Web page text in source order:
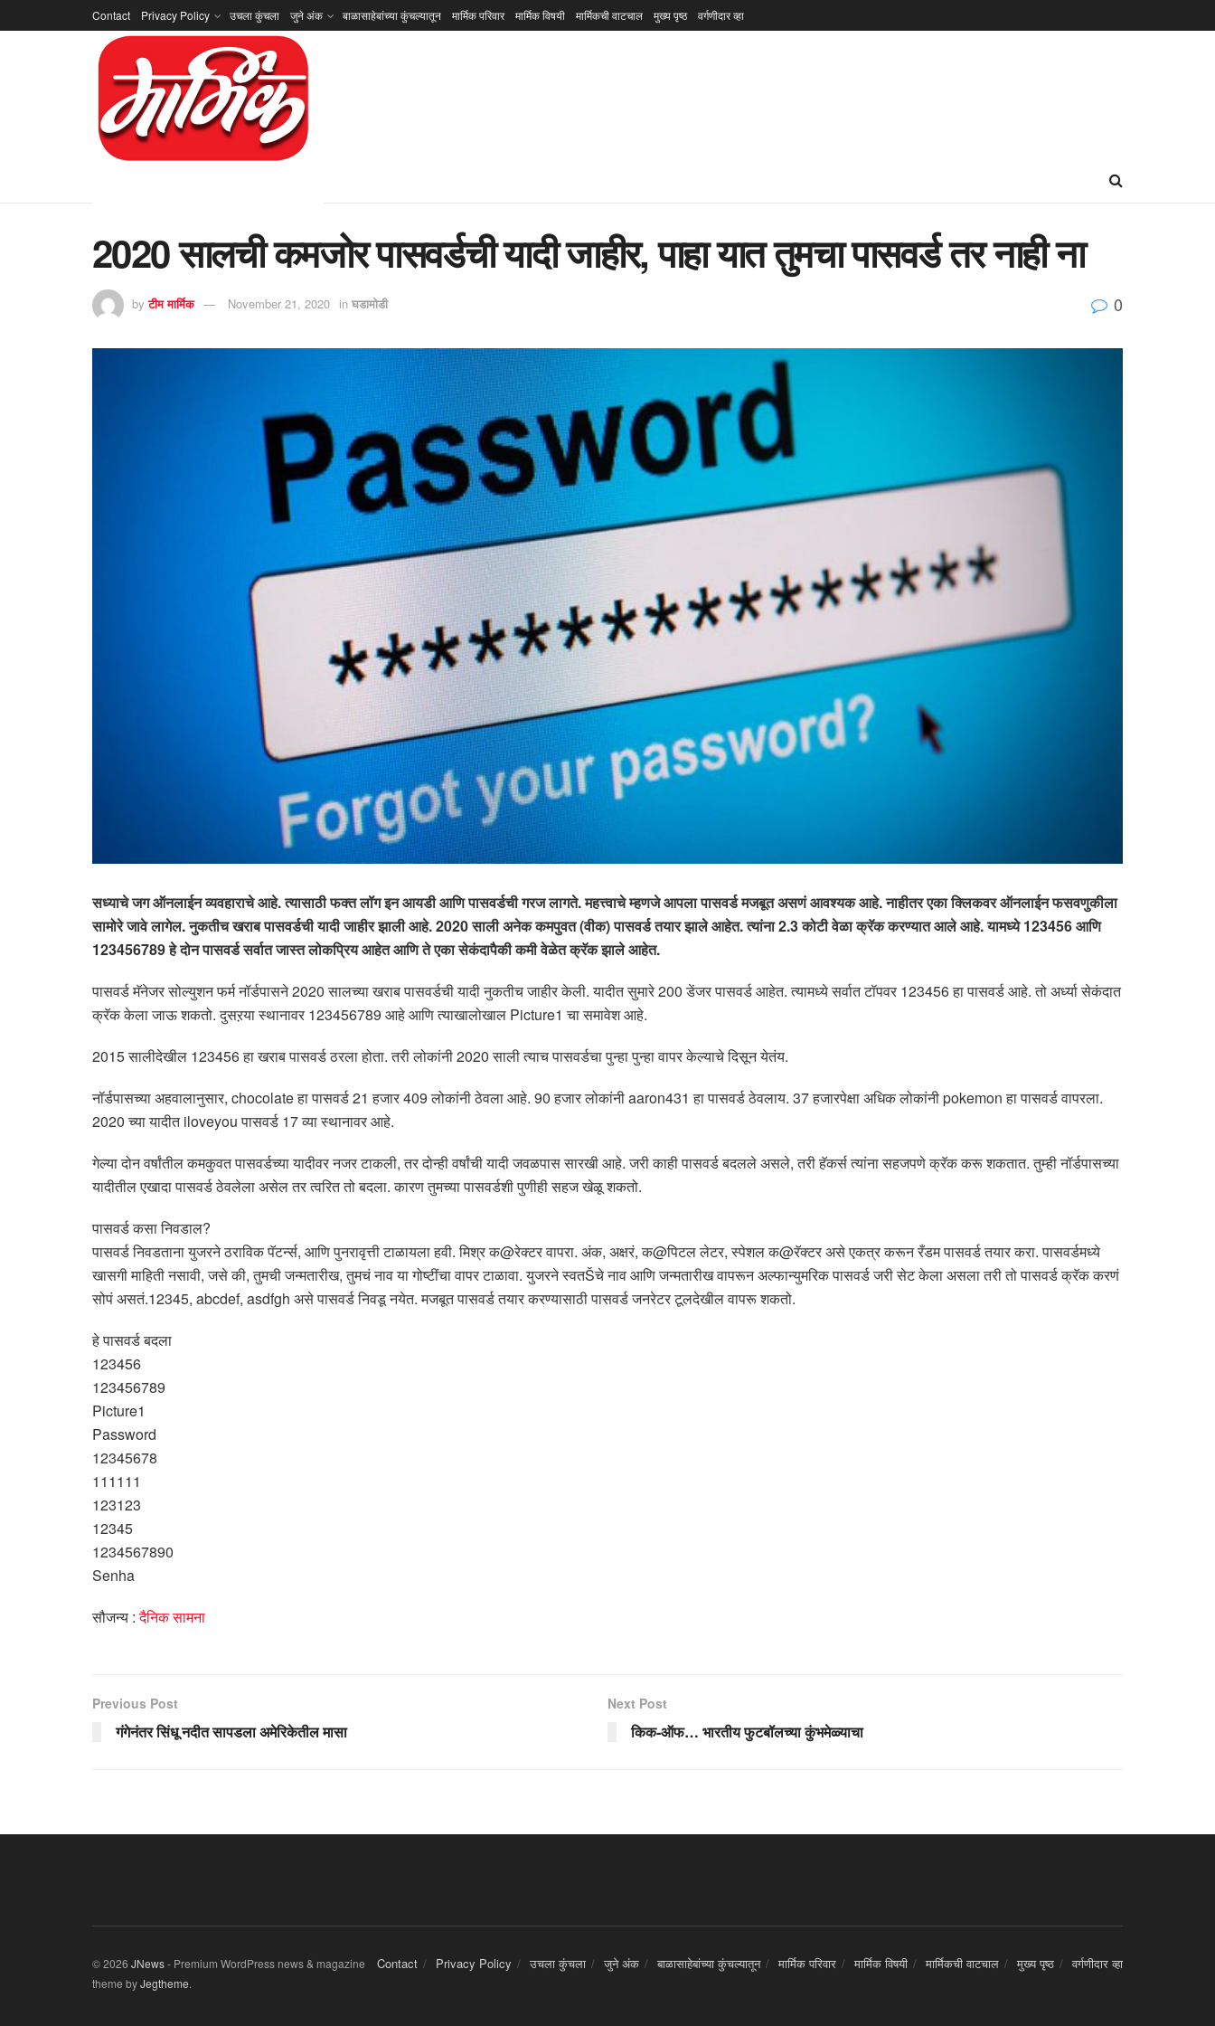
Contact Privacy Policy उचला कुंचला जुने अंक बाळासाहेबांच्या कुंचल्यातून मार्मिक परिवार मार्मिक विषयी मार्मिकची वाटचाल मुख्य पृष्ठ वर्गणीदार व्हा
2020 सालची कमजोर पासवर्डची यादी जाहीर, पाहा यात तुमचा पासवर्ड तर नाही ना
by टीम मार्मिक November 21, 2020 in घडामोडी 0
सध्याचे जग ऑनलाईन व्यवहाराचे आहे. त्यासाठी फक्त लॉग इन आयडी आणि पासवर्डची गरज लागते. महत्त्वाचे म्हणजे आपला पासवर्ड मजबूत असणं आवश्यक आहे. नाहीतर एका क्लिकवर ऑनलाईन फसवणुकीला
सामोरे जावे लागेल. नुकतीच खराब पासवर्डची यादी जाहीर झाली आहे. 2020 साली अनेक कमपुवत (वीक) पासवर्ड तयार झाले आहेत. त्यांना 2.3 कोटी वेळा क्रॅक करण्यात आले आहे. यामध्ये 123456 आणि
123456789 हे दोन पासवर्ड सर्वात जास्त लोकप्रिय आहेत आणि ते एका सेकंदापैकी कमी वेळेत क्रॅक झाले आहेत.
पासवर्ड मॅनेजर सोल्युशन फर्म नॉर्डपासने 2020 सालच्या खराब पासवर्डची यादी नुकतीच जाहीर केली. यादीत सुमारे 200 डेंजर पासवर्ड आहेत. त्यामध्ये सर्वात टॉपवर 123456 हा पासवर्ड आहे. तो अर्ध्या सेकंदात
क्रॅक केला जाऊ शकतो. दुसऱया स्थानावर 123456789 आहे आणि त्याखालोखाल Picture1 चा समावेश आहे.
2015 सालीदेखील 123456 हा खराब पासवर्ड ठरला होता. तरी लोकांनी 2020 साली त्याच पासवर्डचा पुन्हा पुन्हा वापर केल्याचे दिसून येतंय.
नॉर्डपासच्या अहवालानुसार, chocolate हा पासवर्ड 21 हजार 409 लोकांनी ठेवला आहे. 90 हजार लोकांनी aaron431 हा पासवर्ड ठेवलाय. 37 हजारपेक्षा अधिक लोकांनी pokemon हा पासवर्ड वापरला.
2020 च्या यादीत iloveyou पासवर्ड 17 व्या स्थानावर आहे.
गेल्या दोन वर्षांतील कमकुवत पासवर्डच्या यादीवर नजर टाकली, तर दोन्ही वर्षांची यादी जवळपास सारखी आहे. जरी काही पासवर्ड बदलले असले, तरी हॅकर्स त्यांना सहजपणे क्रॅक करू शकतात. तुम्ही नॉर्डपासच्या
यादीतील एखादा पासवर्ड ठेवलेला असेल तर त्वरित तो बदला. कारण तुमच्या पासवर्डशी पुणीही सहज खेळू शकतो.
पासवर्ड कसा निवडाल?
पासवर्ड निवडताना युजरने ठराविक पॅटर्न्स, आणि पुनरावृत्ती टाळायला हवी. मिश्र क@रेक्टर वापरा. अंक, अक्षरं, क@पिटल लेटर, स्पेशल क@रॅक्टर असे एकत्र करून रँडम पासवर्ड तयार करा. पासवर्डमध्ये
खासगी माहिती नसावी, जसे की, तुमची जन्मतारीख, तुमचं नाव या गोष्टींचा वापर टाळावा. युजरने स्वतŠचे नाव आणि जन्मतारीख वापरून अल्फान्युमरिक पासवर्ड जरी सेट केला असला तरी तो पासवर्ड क्रॅक करणं
सोपं असतं.12345, abcdef, asdfgh असे पासवर्ड निवडू नयेत. मजबूत पासवर्ड तयार करण्यासाठी पासवर्ड जनरेटर टूलदेखील वापरू शकतो.
हे पासवर्ड बदला
123456
123456789
Picture1
Password
12345678
111111
123123
12345
1234567890
Senha
सौजन्य :दैनिक सामना
Previous Post
गंगेनंतर सिंधू नदीत सापडला अमेरिकेतील मासा
Next Post
किक-ऑफ… भारतीय फुटबॉलच्या कुंभमेळ्याचा
Contact Privacy Policy उचला कुंचला जुने अंक बाळासाहेबांच्या कुंचल्यातून मार्मिक परिवार मार्मिक विषयी मार्मिकची वाटचाल मुख्य पृष्ठ वर्गणीदार व्हा
© 2026 JNews- Premium WordPress news & magazine
theme byJegtheme.